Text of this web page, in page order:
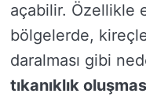
açabilir. Özellikle
bölgelerde,
daralması gibi
tıkanıklık